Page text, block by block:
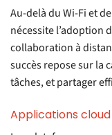
Au-delà du Wi-Fi et
nécessite l’adoption
collaboration à
succès repose sur la
tâches, et partager
Applications